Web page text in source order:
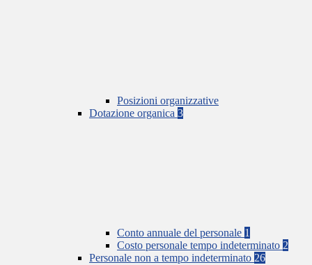
Posizioni organizzative
Dotazione organica 3
Conto annuale del personale 1
Costo personale tempo indeterminato 2
Personale non a tempo indeterminato 26